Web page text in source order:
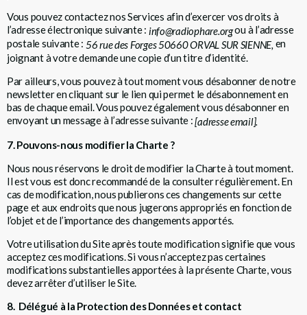
Vous pouvez contactez nos Services afin d’exercer vos droits à
l’adresse électronique suivante : info@radiophare.orgou à l’adresse
postale suivante : 56 rue des Forges 50660 ORVAL SUR SIENNE, en
joignant à votre demande une copie d’un titre d’identité.
Par ailleurs, vous pouvez à tout moment vous désabonner de notre
newsletter en cliquant sur le lien qui permet le désabonnement en
bas de chaque email. Vous pouvez également vous désabonner en
envoyant un message à l’adresse suivante :[adresse email].
7. Pouvons-nous modifier la Charte ?
Nous nous réservons le droit de modifier la Charte à tout moment.
Il est vous est donc recommandé de la consulter régulièrement. En
cas de modification, nous publierons ces changements sur cette
page et aux endroits que nous jugerons appropriés en fonction de
l’objet et de l’importance des changements apportés.
Votre utilisation du Site après toute modification signifie que vous
acceptez ces modifications. Si vous n’acceptez pas certaines
modifications substantielles apportées à la présente Charte, vous
devez arrêter d’utiliser le Site.
8. Délégué à la Protection des Données et contact